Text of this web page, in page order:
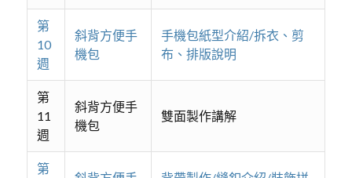
第
10
週
斜背方便手
機包
手機包紙型介紹/拆衣、剪
布、排版說明
第
11
週
斜背方便手
機包
雙面製作講解
第